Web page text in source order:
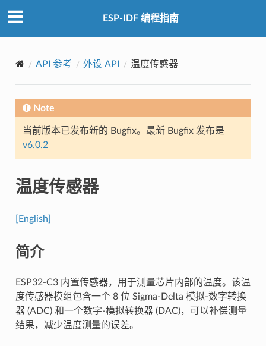
ESP-IDF 编程指南
API 参考 外设 API 温度传感器
Note
当前版本已发布新的 Bugfix。最新 Bugfix 发布是
v6.0.2
温度传感器
[English]
简介
ESP32-C3 内置传感器，用于测量芯片内部的温度。该温
度传感器模组包含一个 8 位 Sigma-Delta 模拟-数字转换
器 (ADC) 和一个数字-模拟转换器 (DAC)，可以补偿测量
结果，减少温度测量的误差。